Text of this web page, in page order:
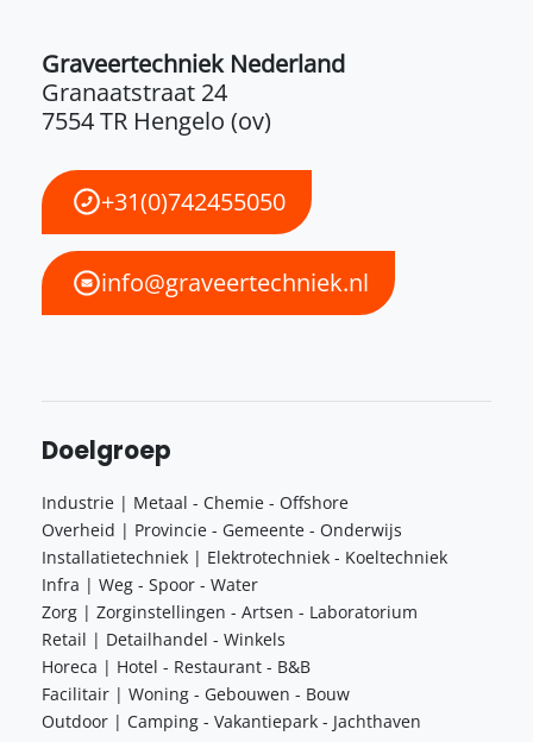
Graveertechniek Nederland
Granaatstraat 24
7554 TR Hengelo (ov)
+31(0)742455050
info@graveertechniek.nl
Doelgroep
Industrie | Metaal - Chemie - Offshore
Overheid | Provincie - Gemeente - Onderwijs
Installatietechniek | Elektrotechniek - Koeltechniek
Infra | Weg - Spoor - Water
Zorg | Zorginstellingen - Artsen - Laboratorium
Retail | Detailhandel - Winkels
Horeca | Hotel - Restaurant - B&B
Facilitair | Woning - Gebouwen - Bouw
Outdoor | Camping - Vakantiepark - Jachthaven